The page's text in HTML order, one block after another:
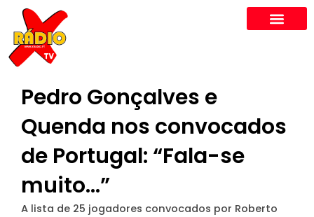
content
Pedro Gonçalves e
Quenda nos convocados
de Portugal: “Fala-se
muito…”
A lista de 25 jogadores convocados por Roberto